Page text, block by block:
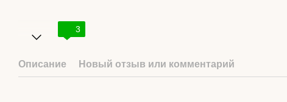
3
Описание Новый отзыв или комментарий